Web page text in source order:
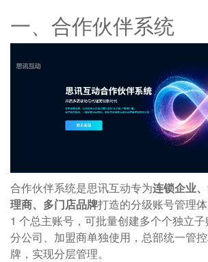
一、合作伙伴系统
合作伙伴系统是思讯互动专为连锁企业
理商、多门店品牌打造的分级账号管理
1 个总主账号，可批量创建多个个独立子
分公司、加盟商单独使用，总部统一管
牌，实现分层管理。